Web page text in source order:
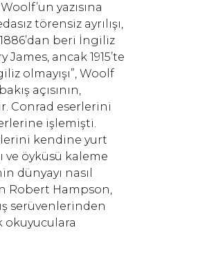
yazısına
törensiz ayrılışı,
beri İngiliz
ancak 1915’te
olmayışı”, Woolf
açısının,
Conrad eserlerini
işlemişti.
kendine yurt
öyküsü kaleme
dünyayı nasıl
Robert Hampson,
serüvenlerinden
okuyuculara